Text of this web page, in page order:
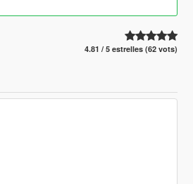
4.81 / 5 estrelles (62 vots)